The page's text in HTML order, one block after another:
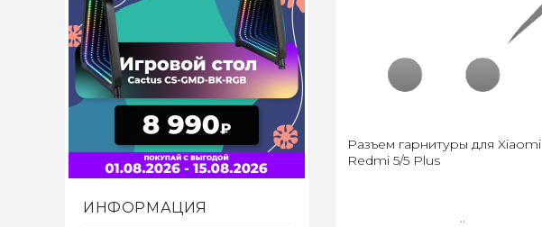
ИНФОРМАЦИЯ
Разъем гарнитуры для Xiaomi
Redmi 5/5 Plus
..